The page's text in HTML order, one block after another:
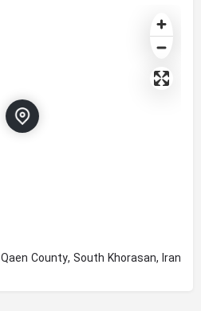
Qaen County, South Khorasan, Iran